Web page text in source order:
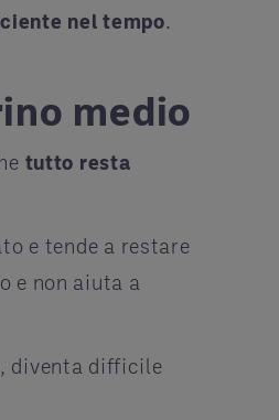
nel tempo.
medio
tutto resta
e tende a restare
e non aiuta a
diventa difficile